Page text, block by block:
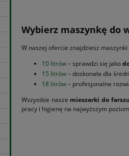
Wybierz maszynkę do
W naszej ofercie znajdziesz
10 litrów– sprawdzi się jako
15 litrów– doskonała dla
18 litrów– profesjonalne
Wszystkie nasze mieszarki do farszu
pracy i higienę na najwyższym